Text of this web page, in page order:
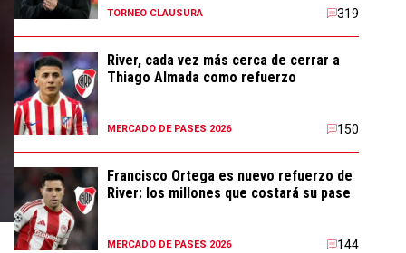
TORNEO CLAUSURA 319
River, cada vez más cerca de cerrar a
Thiago Almada como refuerzo
MERCADO DE PASES 2026 150
Francisco Ortega es nuevo refuerzo de
River: los millones que costará su pase
MERCADO DE PASES 2026 144